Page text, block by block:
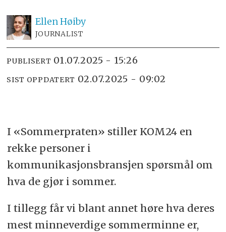
EllenHøiby
JOURNALIST
PUBLISERT 01.07.2025 - 15:26
SIST OPPDATERT 02.07.2025 - 09:02
I «Sommerpraten» stiller KOM24 en
rekke personer i
kommunikasjonsbransjen spørsmål om
hva de gjør i sommer.
I tillegg får vi blant annet høre hva deres
mest minneverdige sommerminne er,